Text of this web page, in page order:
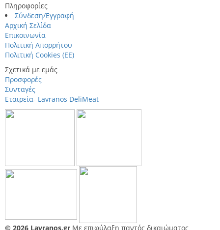
Πληροφορίες
Σύνδεση/Εγγραφή
Αρχική Σελίδα
Επικοινωνία
Πολιτική Απορρήτου
Πολιτική Cookies (ΕΕ)
Σχετικά με εμάς
Προσφορές
Συνταγές
Εταιρεία- Lavranos DeliMeat
© 2026 Lavranos.gr Με επιφύλαξη παντός δικαιώματος